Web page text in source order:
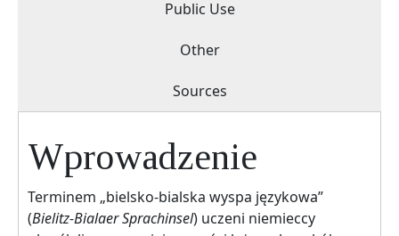
Public Use
Other
Sources
Wprowadzenie
Terminem „bielsko-bialska wyspa językowa”
(Bielitz-Bialaer Sprachinsel) uczeni niemieccy